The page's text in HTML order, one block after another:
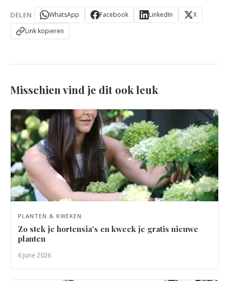
DELEN WhatsApp Facebook LinkedIn
X
Link kopieren
Misschien vind je dit ook leuk
PLANTEN & KWEKEN
Zo stek je hortensia's en kweek je gratis nieuwe
planten
6 June 2026